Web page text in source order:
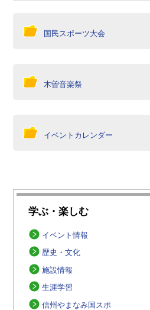
学ぶ・楽しむ
イベント情報
歴史・文化
施設情報
生涯学習
信州やまなみ国スポ
国民スポーツ大会
木曽音楽祭
イベントカレンダー